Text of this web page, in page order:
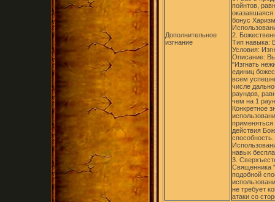
Дополнительное
изгнание
пойнтов,
оказавшаяся
бонус
2.
Тип навыка:
Условия:
Описание:
"Изгнать
единиц
всем
числе
раундов,
чем на 1
Конкретное
действия
способность.
навык
3.
Священника
подобной
не требует
атаки со